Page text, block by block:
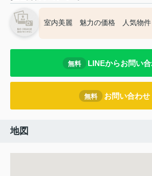
室内美麗 魅力の価格 人気物件
無料 LINEからお問い
無料 お問い合わせ
地図